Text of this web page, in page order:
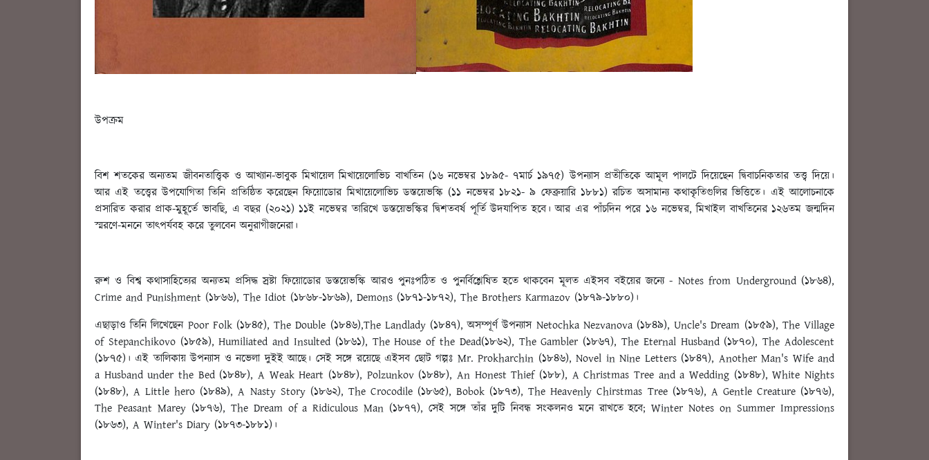
উপক্রম
বিশ শতকের অন্যতম জীবনতাত্ত্বিক ও আখ্যান-ভাবুক মিখায়েল মিখায়েলোভিচ বাখতিন (১৬ নভেম্বর ১৮৯৫- ৭মার্চ ১৯৭৫) উপন্যাস প্রতীতিকে আমূল পালটে দিয়েছেন দ্বিবাচনিকতার তত্ত্ব দিয়ে।
আর এই তত্ত্বের উপযোগিতা তিনি প্রতিষ্ঠিত করেছেন ফিয়োডোর মিখায়েলোভিচ ডস্তয়েভস্কি (১১ নভেম্বর ১৮২১- ৯ ফেব্রুয়ারি ১৮৮১) রচিত অসামান্য কথাকৃতিগুলির ভিত্তিতে। এই আলোচনাকে
প্রসারিত করার প্রাক-মুহূর্তে ভাবছি, এ বছর (২০২১) ১১ই নভেম্বর তারিখে ডস্তয়েভস্কির দ্বিশতবর্ষ পূর্তি উদযাপিত হবে। আর এর পাঁচদিন পরে ১৬ নভেম্বর, মিখাইল বাখতিনের ১২৬তম জন্মদিন
স্মরণে-মননে তাৎপর্যবহ করে তুলবেন অনুরাগীজনেরা।
রুশ ও বিশ্ব কথাসাহিত্যের অন্যতম প্রসিদ্ধ স্রষ্টা ফিয়োডোর ডস্তয়েভস্কি আরও পুনঃপঠিত ও পুনর্বিশ্লেষিত হতে থাকবেন মূলত এইসব বইয়ের জন্যে - Notes from Underground (১৮৬৪),
Crime and Punishment (১৮৬৬), The Idiot (১৮৬৮-১৮৬৯), Demons (১৮৭১-১৮৭২), The Brothers Karmazov (১৮৭৯-১৮৮০)।
এছাড়াও তিনি লিখেছেন Poor Folk (১৮৪৫), The Double (১৮৪৬),The Landlady (১৮৪৭), অসম্পূর্ণ উপন্যাস Netochka Nezvanova (১৮৪৯), Uncle's Dream (১৮৫৯), The Village
of Stepanchikovo (১৮৫৯), Humiliated and Insulted (১৮৬১), The House of the Dead(১৮৬২), The Gambler (১৮৬৭), The Eternal Husband (১৮৭০), The Adolescent
(১৮৭৫)। এই তালিকায় উপন্যাস ও নভেলা দুইই আছে। সেই সঙ্গে রয়েছে এইসব ছোট গল্পঃ Mr. Prokharchin (১৮৪৬), Novel in Nine Letters (১৮৪৭), Another Man's Wife and
a Husband under the Bed (১৮৪৮), A Weak Heart (১৮৪৮), Polzunkov (১৮৪৮), An Honest Thief (১৮৮), A Christmas Tree and a Wedding (১৮৪৮), White Nights
(১৮৪৮), A Little hero (১৮৪৯), A Nasty Story (১৮৬২), The Crocodile (১৮৬৫), Bobok (১৮৭৩), The Heavenly Chirstmas Tree (১৮৭৬), A Gentle Creature (১৮৭৬),
The Peasant Marey (১৮৭৬), The Dream of a Ridiculous Man (১৮৭৭), সেই সঙ্গে তাঁর দুটি নিবন্ধ সংকলনও মনে রাখতে হবে; Winter Notes on Summer Impressions
(১৮৬৩), A Winter's Diary (১৮৭৩-১৮৮১)।